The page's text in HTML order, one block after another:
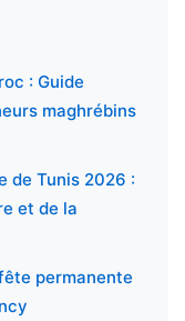
: Guide
maghrébins
de Tunis 2026 :
et de la
permanente